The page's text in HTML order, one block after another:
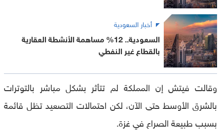
أخبار السعودية
السعودية.. 12% مساهمة الأنشطة العقارية
بالقطاع غير النفطي
وقالت فيتش إن المملكة لم تتأثر بشكل مباشر بالتوترات
بالشرق الأوسط حتى الآن، لكن احتمالات التصعيد تظل قائمة
بسبب طبيعة الصراع في غزة.